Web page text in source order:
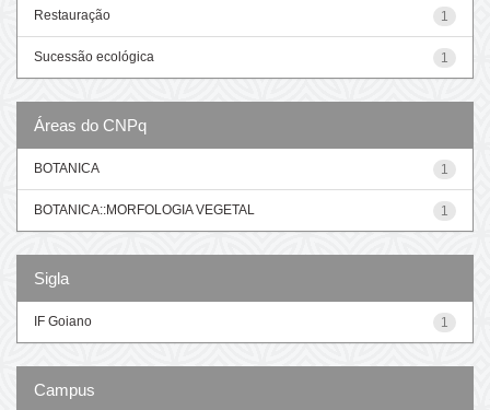
1
Restauração
1
Sucessão ecológica
Áreas do CNPq
1
BOTANICA
1
BOTANICA::MORFOLOGIA VEGETAL
Sigla
1
IF Goiano
Campus